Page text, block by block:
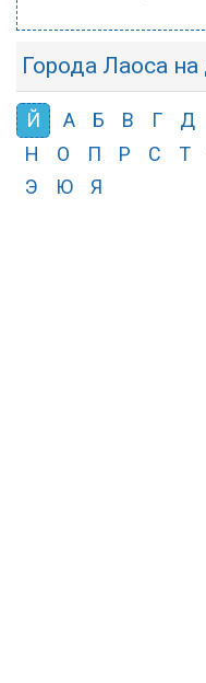
Города Лаоса
Й А Б В Г Д
Н
О П Р С Т
Э
Ю Я